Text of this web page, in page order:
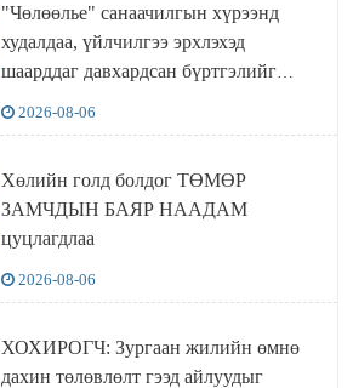
"Чөлөөлье" санаачилгын хүрээнд
худалдаа, үйлчилгээ эрхлэхэд
шаарддаг давхардсан бүртгэлийг
2026-08-06
Хөлийн голд болдог ТӨМӨР
ЗАМЧДЫН БАЯР НААДАМ
цуцлагдлаа
2026-08-06
ХОХИРОГЧ: Зургаан жилийн өмнө
дахин төлөвлөлт гээд айлуудыг